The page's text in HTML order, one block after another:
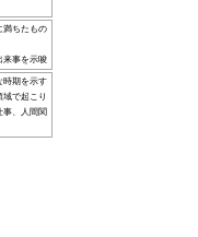
満ちたもの
来事を示唆
時期を示す
で起こり
事、人間関